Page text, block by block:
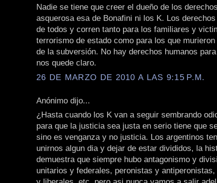
Nadie se tiene que creer el dueño de los
asquerosa esa de Bonafini ni los K. Los
de todos y corren tanto para los familiares y
terrorismo de estado como para los que
de la subversión. No hay derechos humanos
nos quede claro.
26 DE MARZO DE 2010 A LAS 9:15 P.M.
Anónimo dijo...
¿Hasta cuando los K van a seguir sembrando
para que la justicia sea justa en serio tiene que
sino es venganza y no justicia. Los argentinos
unirnos algun dia y dejar de estar divididos, la
demuestra que siempre hubo antagonismo y
unitarios y federales, peronistas y